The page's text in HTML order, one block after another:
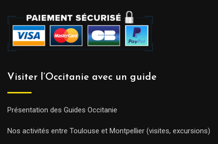
Visiter l’Occitanie avec un guide
Présentation des Guides Occitanie
Nos activités entre Toulouse et Montpellier (visites, excursions)